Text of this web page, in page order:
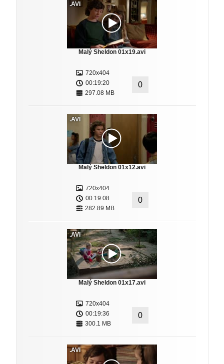
.AVI
Malý Sheldon 01x19.avi
720x404
00:19:20
297.08 MB
0
.AVI
Malý Sheldon 01x12.avi
720x404
00:19:08
282.89 MB
0
.AVI
Malý Sheldon 01x17.avi
720x404
00:19:36
300.1 MB
0
.AVI